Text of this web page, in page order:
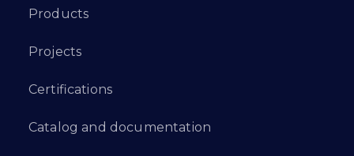
Products
Projects
Certifications
Catalog and documentation